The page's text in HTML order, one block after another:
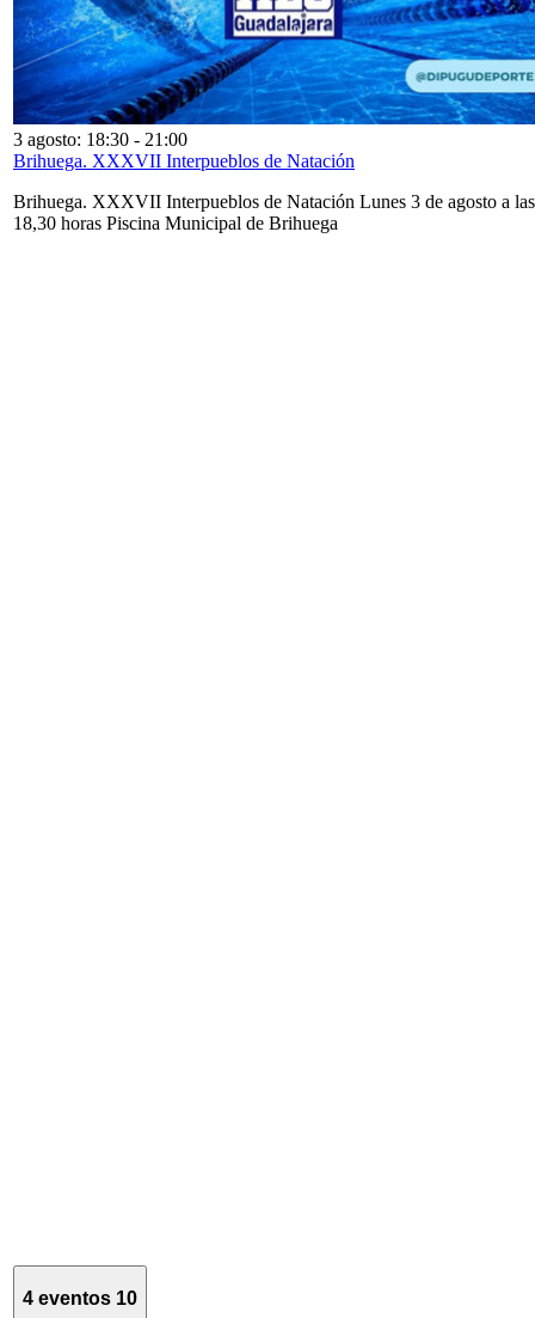
3 agosto: 18:30 - 21:00
Brihuega. XXXVII Interpueblos de Natación
Brihuega. XXXVII Interpueblos de Natación Lunes 3 de agosto a las
18,30 horas Piscina Municipal de Brihuega
4 eventos 10